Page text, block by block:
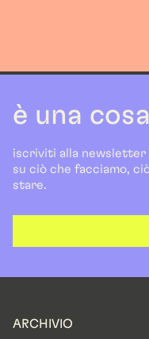
è una
iscriviti alla newsletter
su ciò che facciamo,
stare.
ARCHIVIO